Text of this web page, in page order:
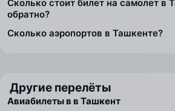
Сколько стоит билет на самолет в
обратно?
Сколько аэропортов в Ташкенте?
Другие перелёты
Авиабилеты в в Ташкент